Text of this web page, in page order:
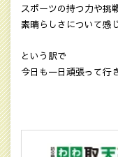
スポーツの持つ力や挑
素晴らしさについて感
という訳で
今日も一日頑張って行